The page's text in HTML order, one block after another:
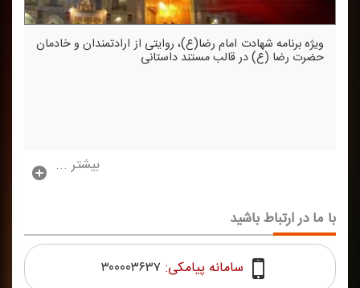
ویژه برنامه شهادت امام رضا(ع)، روایتی از ارادتمندان و خادمان
حضرت رضا (ع) در قالب مستند داستانی
بیشتر ...
با ما در ارتباط باشید
سامانه پیامکی: ۳۰۰۰۰۳۶۳۷